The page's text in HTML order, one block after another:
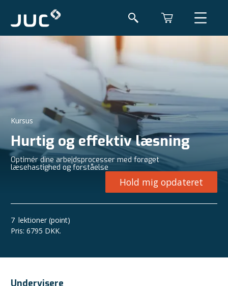
Kursus
Hurtig og effektiv læsning
Optimér dine arbejdsprocesser med forøget
læsehastighed og forståelse
Hold mig opdateret
7 lektioner (point)
Pris: 6795 DKK.
Undervisere